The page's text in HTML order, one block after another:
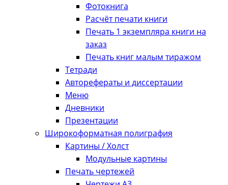
Фотокнига
Расчёт печати книги
Печать 1 экземпляра книги на
заказ
Печать книг малым тиражом
Тетради
Авторефераты и диссертации
Меню
Дневники
Презентации
Широкоформатная полиграфия
Картины / Холст
Модульные картины
Печать чертежей